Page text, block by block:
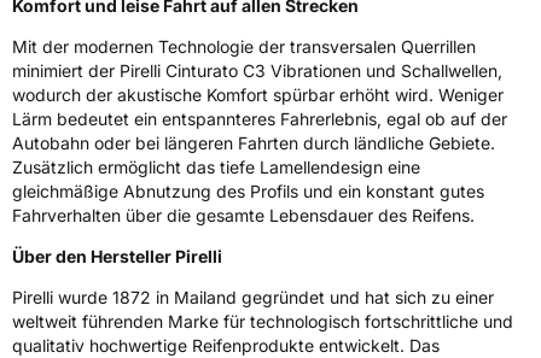
Komfort und leise Fahrt auf allen Strecken
Mit der modernen Technologie der transversalen Querrillen
minimiert der Pirelli Cinturato C3 Vibrationen und Schallwellen,
wodurch der akustische Komfort spürbar erhöht wird. Weniger
Lärm bedeutet ein entspannteres Fahrerlebnis, egal ob auf der
Autobahn oder bei längeren Fahrten durch ländliche Gebiete.
Zusätzlich ermöglicht das tiefe Lamellendesign eine
gleichmäßige Abnutzung des Profils und ein konstant gutes
Fahrverhalten über die gesamte Lebensdauer des Reifens.
Über den Hersteller Pirelli
Pirelli wurde 1872 in Mailand gegründet und hat sich zu einer
weltweit führenden Marke für technologisch fortschrittliche und
qualitativ hochwertige Reifenprodukte entwickelt. Das